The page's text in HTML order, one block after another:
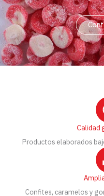
Calidad
Productos elaborados
Confites, caramelos y